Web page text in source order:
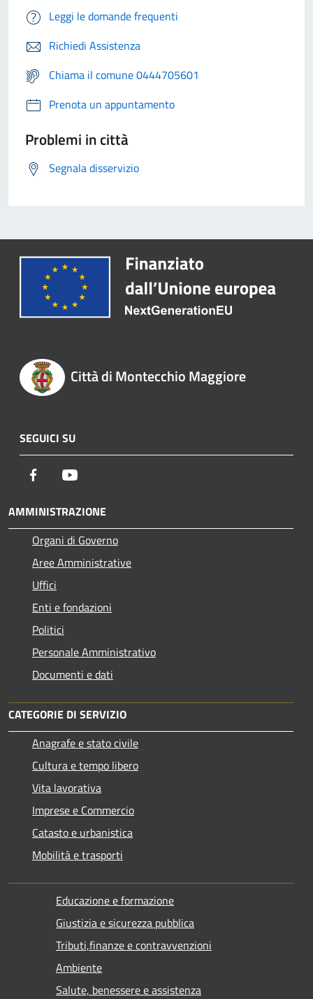
Leggi le domande frequenti
Richiedi Assistenza
Chiama il comune 0444705601
Prenota un appuntamento
Problemi in città
Segnala disservizio
Città di Montecchio Maggiore
SEGUICI SU
Facebook
AMMINISTRAZIONE
Organi di Governo
Aree Amministrative
Uffici
Enti e fondazioni
Politici
Personale Amministrativo
Documenti e dati
CATEGORIE DI SERVIZIO
Anagrafe e stato civile
Cultura e tempo libero
Vita lavorativa
Imprese e Commercio
Catasto e urbanistica
Mobilità e trasporti
Educazione e formazione
Giustizia e sicurezza pubblica
Tributi,finanze e contravvenzioni
Ambiente
Salute, benessere e assistenza